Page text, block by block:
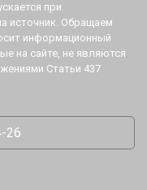
при
источник. Обращаем
информационный
на сайте, не являются
Статьи 437
26